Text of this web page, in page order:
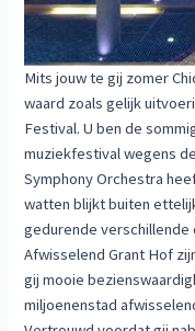
Mits jouw te gij zomer
waard zoals gelijk
Festival. U ben de
muziekfestival wegens
Symphony Orchestra
watten blijkt buiten
gedurende verschillende
Afwisselend Grant Hof
gij mooie
miljoenenstad